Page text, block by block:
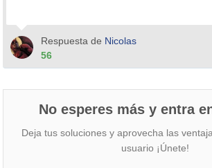
Respuesta de Nicolas
56
No esperes más y entra
Deja tus soluciones y aprovecha las
usuario ¡Únete!